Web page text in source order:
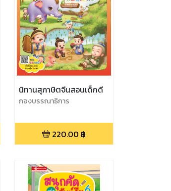
นิทานสุภาษิตจีนสอนเด็กดี
กองบรรณาธิการ
220.00 ฿